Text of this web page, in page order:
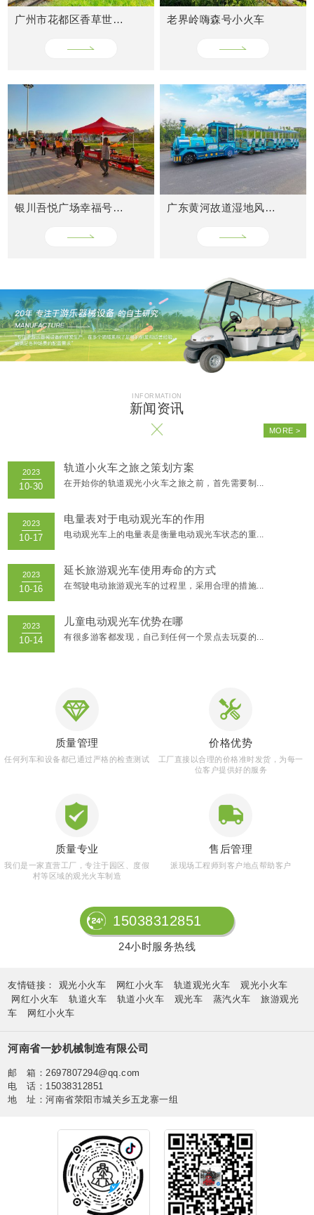
广州市花都区香草世界轨道小火车 老界岭嗨森号小火车
银川吾悦广场幸福号火车 广东黄河故道湿地风景区网红小火车
轨道小火车之旅之策划方案
在开始你的轨道观光小火车之旅之前，首先需要制...
电量表对于电动观光车的作用
电动观光车上的电量表是衡量电动观光车状态的重...
延长旅游观光车使用寿命的方式
在驾驶电动旅游观光车的过程里，采用合理的措施...
儿童电动观光车优势在哪
有很多游客都发现，自己到任何一个景点去玩耍的...
质量管理
任何列车和设备都已通过严格的检查测试
价格优势
工厂直接以合理的价格准时发货，为每一
位客户提供好的服务
质量专业
我们是一家直营工厂，专注于园区、度假
村等区域的观光火车制造
售后管理
派现场工程师到客户地点帮助客户
15038312851
24小时服务热线
友情链接： 观光小火车 网红小火车 轨道观光火车
观光小火车
网红小火车
轨道火车 轨道小火车 观光车 蒸汽火车
旅游观光
车
网红小火车
河南省一妙机械制造有限公司
邮 箱：2697807294@qq.com
电 话：15038312851
地 址：河南省荥阳市城关乡五龙寨一组